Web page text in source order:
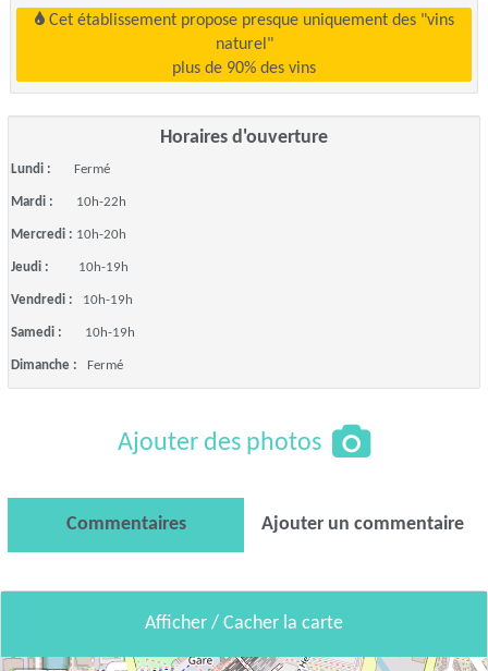
Cet établissement propose presque uniquement des "vins
naturel"
plus de 90% des vins
Horaires d'ouverture
Lundi : Fermé
Mardi : 10h-22h
Mercredi : 10h-20h
Jeudi : 10h-19h
Vendredi : 10h-19h
Samedi : 10h-19h
Dimanche : Fermé
Ajouter des photos
Commentaires Ajouter un commentaire
Afficher / Cacher la carte